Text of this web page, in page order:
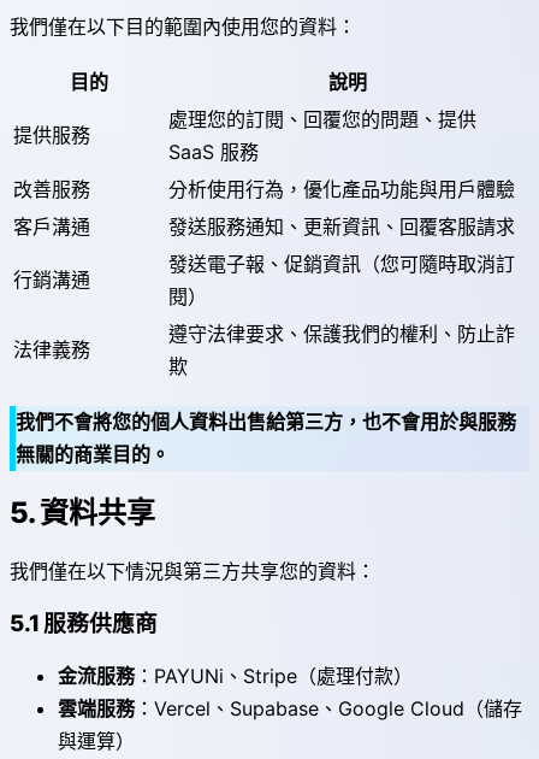
我們僅在以下目的範圍內使用您的資料：
目的 說明
提供服務
處理您的訂閱、回覆您的問題、提供
SaaS 服務
改善服務
分析使用行為，優化產品功能與用戶體驗
客戶溝通
發送服務通知、更新資訊、回覆客服請求
行銷溝通
發送電子報、促銷資訊（您可隨時取消訂
閱）
法律義務
遵守法律要求、保護我們的權利、防止詐
欺
我們不會將您的個人資料出售給第三方，也不會用於與服務
無關的商業目的。
5. 資料共享
我們僅在以下情況與第三方共享您的資料：
5.1 服務供應商
金流服務：PAYUNi、Stripe（處理付款）
雲端服務：Vercel、Supabase、Google Cloud（儲存
與運算）